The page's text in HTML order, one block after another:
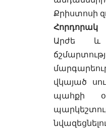
Քրիստոսի
Հորդորակ
Արժե
վկայած
պահքի